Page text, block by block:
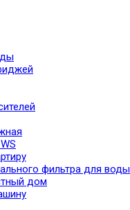
фильтра для воды
дом